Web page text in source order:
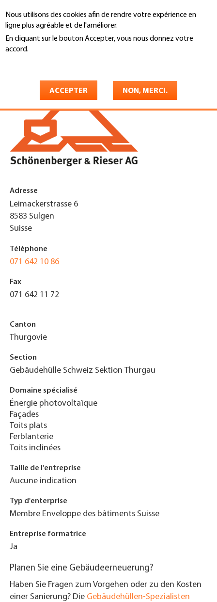
Nous utilisons des cookies afin de rendre votre expérience en
ligne plus agréable et de l'améliorer.
En cliquant sur le bouton Accepter, vous nous donnez votre
accord.
ACCEPTER NON, MERCI.
au
contenu
principal
Recherche
You
Adresse
Leimackerstrasse 6
8583 Sulgen
Suisse
Télèphone
071 642 10 86
Fax
071 642 11 72
Canton
Thurgovie
Section
Gebäudehülle Schweiz Sektion Thurgau
Domaine spécialisé
Énergie photovoltaïque
Façades
Toits plats
Ferblanterie
Toits inclinées
Taille de l’entreprise
Aucune indication
Typ d'enterprise
Membre Enveloppe des bâtiments Suisse
Entreprise formatrice
Ja
Planen Sie eine Gebäudeerneuerung?
Haben Sie Fragen zum Vorgehen oder zu den Kosten
einer Sanierung? Die Gebäudehüllen-Spezialisten